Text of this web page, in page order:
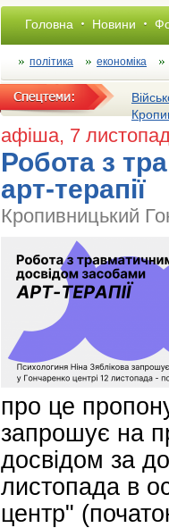
Головна Новини
політика економіка
афіша, 7
Робота з
арт-терапії
Кропивницький
про це
запрошує на
досвідом за
листопада в
центр"